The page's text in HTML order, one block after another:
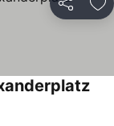
Bagikan